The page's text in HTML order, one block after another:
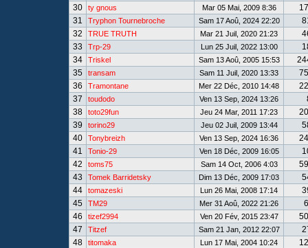
30
ty gnous Mar 05 Mai, 2009 8:36
31
Tryphon Tournebroche Sam 17 Aoû, 2024 22:20
32
TRUE TRUTH Mar 21 Juil, 2020 21:23
33
Trp-29 Lun 25 Juil, 2022 13:00
34
Triskel Sam 13 Aoû, 2005 15:53
35
transam Sam 11 Juil, 2020 13:33
36
Tramontane Mer 22 Déc, 2010 14:48
37
toudodo Ven 13 Sep, 2024 13:26
38
toto29fun Jeu 24 Mar, 2011 17:23
39
torino29 Jeu 02 Juil, 2009 13:44
40
Tonybreizh Ven 13 Sep, 2024 16:36
41
Tonio-29 Ven 18 Déc, 2009 16:05
42
toms75 Sam 14 Oct, 2006 4:03
43
Tomek Barridetsky Dim 13 Déc, 2009 17:03
44
tomazeski Lun 26 Mai, 2008 17:14
45
TM29 Mer 31 Aoû, 2022 21:26
46
tizef2994 Ven 20 Fév, 2015 23:47
47
Titzef Sam 21 Jan, 2012 22:07
48
titomaka Lun 17 Mai, 2004 10:24